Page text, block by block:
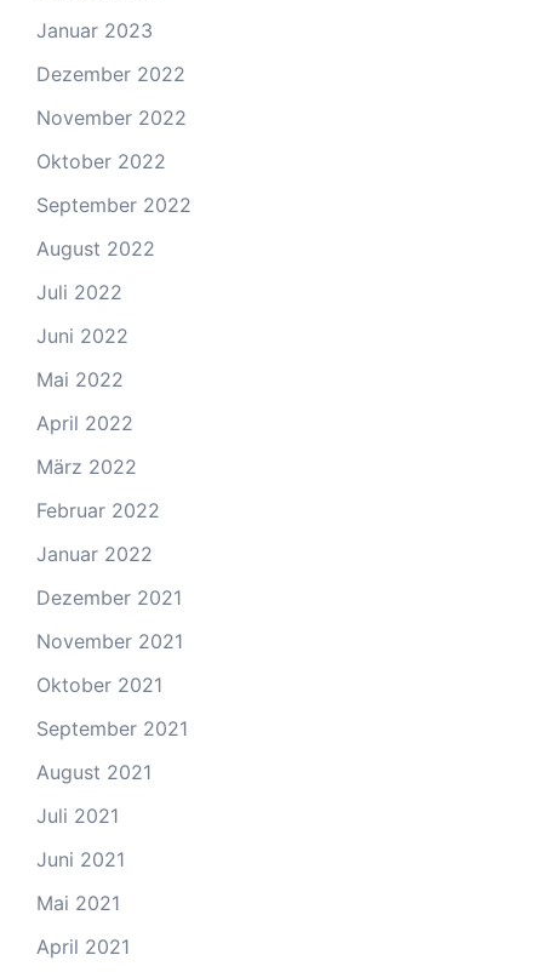
Januar 2023
Dezember 2022
November 2022
Oktober 2022
September 2022
August 2022
Juli 2022
Juni 2022
Mai 2022
April 2022
März 2022
Februar 2022
Januar 2022
Dezember 2021
November 2021
Oktober 2021
September 2021
August 2021
Juli 2021
Juni 2021
Mai 2021
April 2021